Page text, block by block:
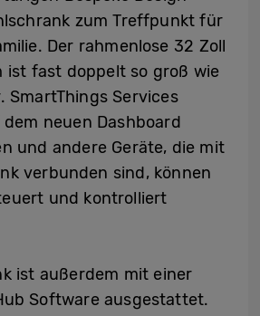
zum Treffpunkt für
Der rahmenlose 32 Zoll
ist fast doppelt so groß wie
SmartThings Services
neuen Dashboard
und andere Geräte, die mit
verbunden sind, können
und kontrolliert
ist außerdem mit einer
Software ausgestattet.